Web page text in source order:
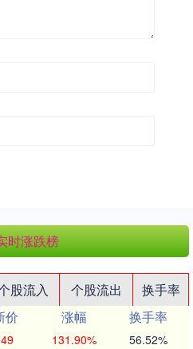
时涨跌榜
股流入 个股流出
换手率
价 涨幅
换手率
131.90% 56.52%